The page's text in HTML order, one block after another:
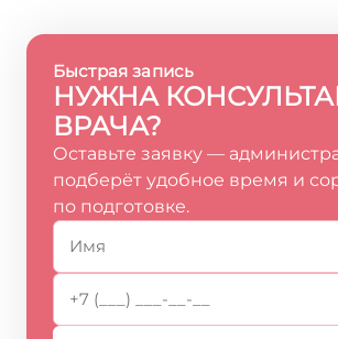
Быстрая запись
НУЖНА
ВРАЧА?
Оставьте заявку —
подберёт удобное время и
по подготовке.